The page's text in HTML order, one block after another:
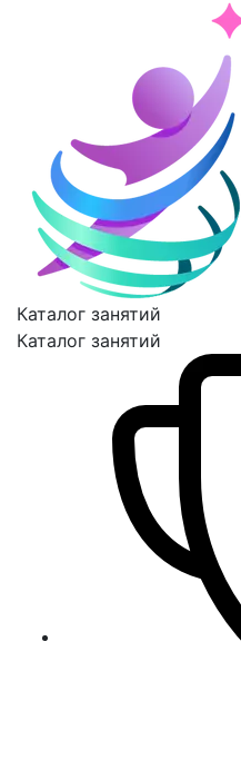
Каталог занятий
Каталог занятий